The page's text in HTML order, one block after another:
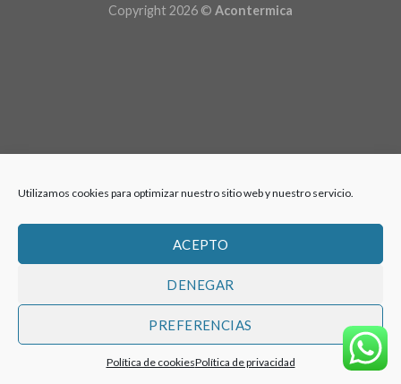
Utilizamos cookies para optimizar nuestro sitio web y nuestro servicio.
ACEPTO
DENEGAR
PREFERENCIAS
Política de cookiesPolítica de privacidad
Copyright 2026 © Acontermica